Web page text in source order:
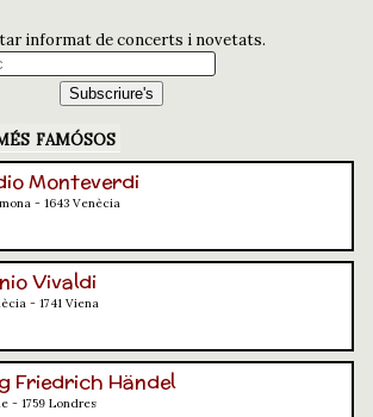
informat de concerts i novetats.
famósos
Monteverdi
- 1643 Venècia
Vivaldi
- 1741 Viena
Friedrich Händel
- 1759 Londres